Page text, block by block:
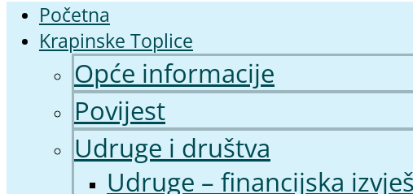
Početna
Krapinske Toplice
Opće informacije
Povijest
Udruge i društva
Udruge – financijska